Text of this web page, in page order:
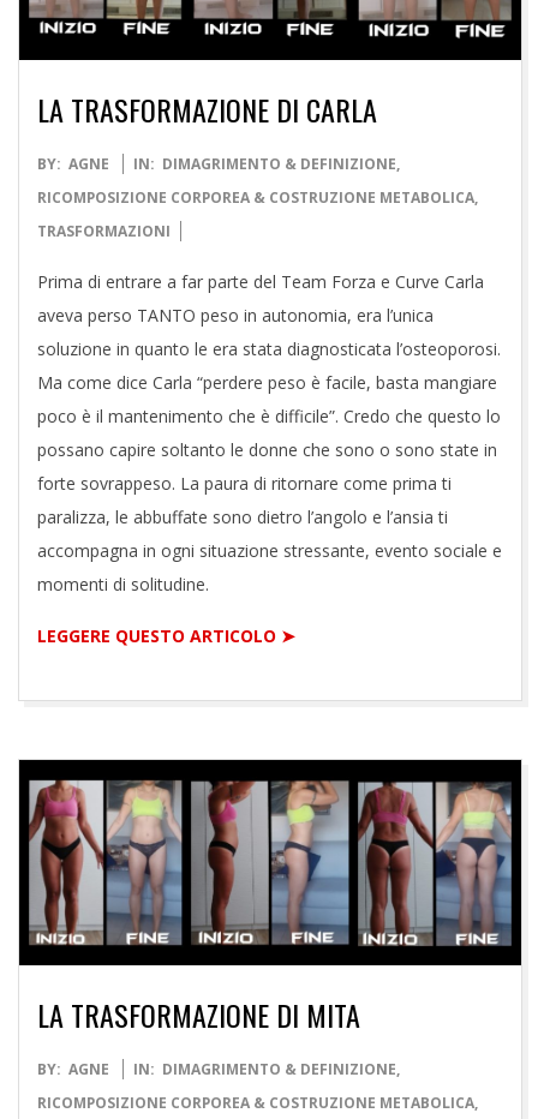
LA TRASFORMAZIONE DI CARLA
2021-
09-
29
BY: AGNE IN: DIMAGRIMENTO & DEFINIZIONE,
RICOMPOSIZIONE CORPOREA & COSTRUZIONE METABOLICA,
TRASFORMAZIONI
Prima di entrare a far parte del Team Forza e Curve Carla
aveva perso TANTO peso in autonomia, era l’unica
soluzione in quanto le era stata diagnosticata l’osteoporosi.
Ma come dice Carla “perdere peso è facile, basta mangiare
poco è il mantenimento che è difficile”. Credo che questo lo
possano capire soltanto le donne che sono o sono state in
forte sovrappeso. La paura di ritornare come prima ti
paralizza, le abbuffate sono dietro l’angolo e l’ansia ti
accompagna in ogni situazione stressante, evento sociale e
momenti di solitudine.
LEGGERE QUESTO ARTICOLO ➤
LA TRASFORMAZIONE DI MITA
2021-
09-
BY: AGNE IN: DIMAGRIMENTO & DEFINIZIONE,
RICOMPOSIZIONE CORPOREA & COSTRUZIONE METABOLICA,